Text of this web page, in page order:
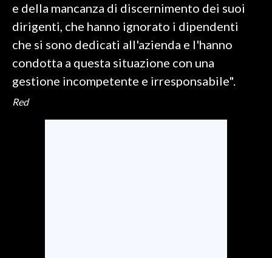
NECROLOGI
PUBBLICITÀ
SPIAGGE
STORE
e della mancanza di discernimento dei suoi
dirigenti, che hanno ignorato i dipendenti
che si sono dedicati all'azienda e l'hanno
condotta a questa situazione con una
gestione incompetente e irresponsabile".
Red